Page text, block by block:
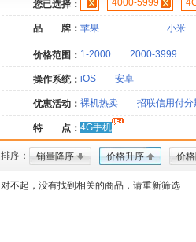
您已选择： 4000-5999
品 牌： 苹果 小米
价格范围： 1-2000 2000-3999
操作系统： iOS 安卓
优惠活动： 裸机热卖 招联信用付分
特 点： 4G手机
排序： 销量降序 价格升序 价
对不起，没有找到相关的商品，请重新筛选